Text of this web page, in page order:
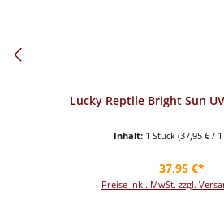
Lucky Reptile Bright Sun
Inhalt: 1 Stück (37,95 € /
Regulärer
37,95 €*
Preise inkl. MwSt. zzgl.